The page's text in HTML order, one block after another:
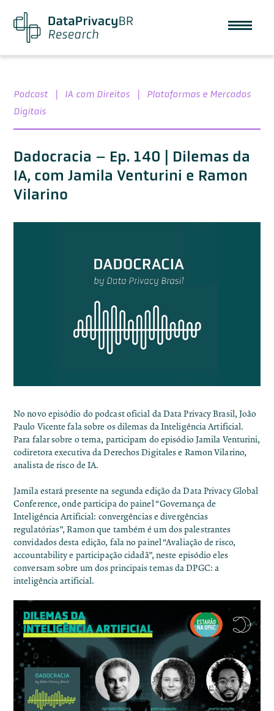
Podcast | IA com Direitos |
Plataformas e Mercados
Digitais
Dadocracia – Ep. 140 | Dilemas da
IA, com Jamila Venturini e Ramon
Vilarino
No novo episódio do podcast oficial da Data Privacy Brasil, João
Paulo Vicente fala sobre os dilemas da Inteligência Artificial.
Para falar sobre o tema, participam do episódio Jamila Venturini,
codiretora executiva daDerechos Digitalese Ramon Vilarino,
analista de risco de IA.
Jamila estará presente na segunda edição daData Privacy Global
Conference, onde participa do painel “Governança de
Inteligência Artificial: convergências e divergências
regulatórias”, Ramon que também é um dos palestrantes
convidados desta edição, fala no painel “Avaliação de risco,
accountability e participação cidadã”, neste episódio eles
conversam sobre um dos principais temas da DPGC: a
inteligência artificial.